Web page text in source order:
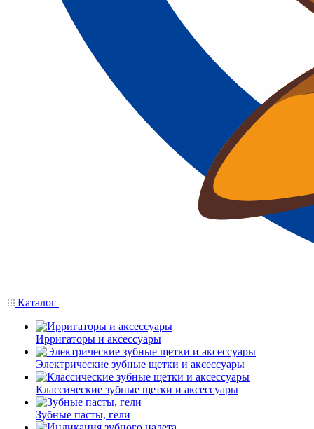
Каталог
Ирригаторы и аксессуары
Электрические зубные щетки и аксессуары
Классические зубные щетки и аксессуары
Зубные пасты, гели